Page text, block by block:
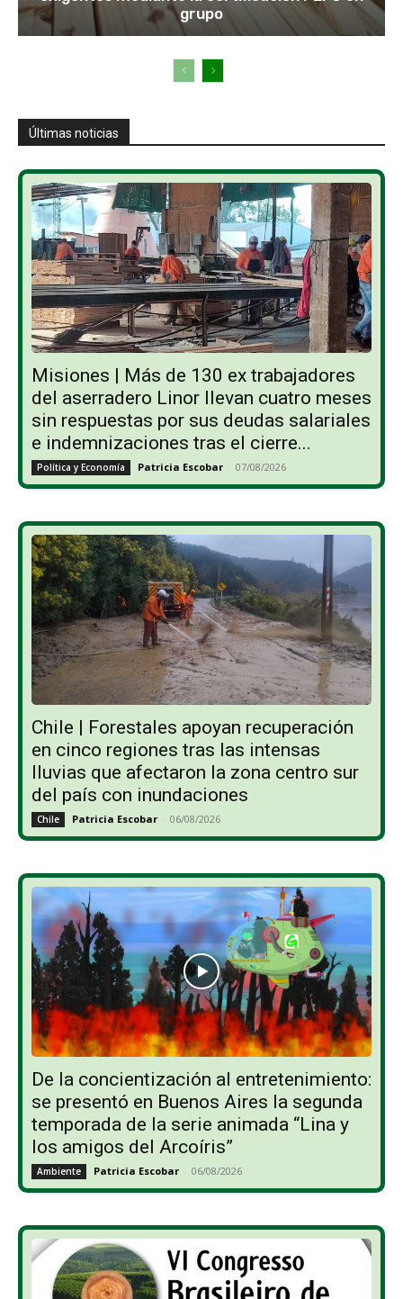
grupo
Últimas noticias
Misiones | Más de 130 ex trabajadores
del aserradero Linor llevan cuatro meses
sin respuestas por sus deudas salariales
e indemnizaciones tras el cierre...
Política y Economía Patricia Escobar - 07/08/2026
Chile | Forestales apoyan recuperación
en cinco regiones tras las intensas
lluvias que afectaron la zona centro sur
del país con inundaciones
Chile Patricia Escobar - 06/08/2026
De la concientización al entretenimiento:
se presentó en Buenos Aires la segunda
temporada de la serie animada “Lina y
los amigos del Arcoíris”
Ambiente Patricia Escobar - 06/08/2026